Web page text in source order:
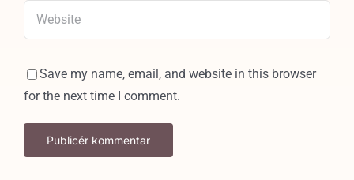
Save my name, email, and website in this browser
for the next time I comment.